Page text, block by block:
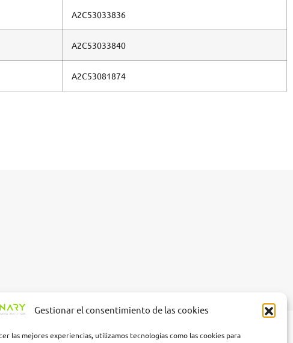
Gestionar el consentimiento de las cookies
las mejores experiencias, utilizamos tecnologías como las cookies para
A2C53033836
A2C53033840
A2C53081874